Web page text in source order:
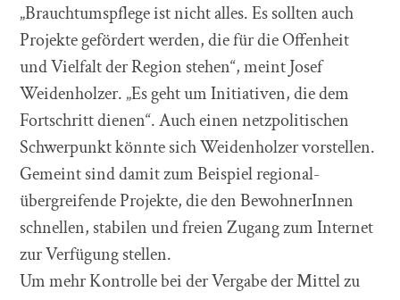
„Brauchtumspflege ist nicht alles. Es sollten auch
Projekte gefördert werden, die für die Offenheit
und Vielfalt der Region stehen“, meint Josef
Weidenholzer. „Es geht um Initiativen, die dem
Fortschritt dienen“. Auch einen netzpolitischen
Schwerpunkt könnte sich Weidenholzer vorstellen.
Gemeint sind damit zum Beispiel regional-
übergreifende Projekte, die den BewohnerInnen
schnellen, stabilen und freien Zugang zum Internet
zur Verfügung stellen.
Um mehr Kontrolle bei der Vergabe der Mittel zu